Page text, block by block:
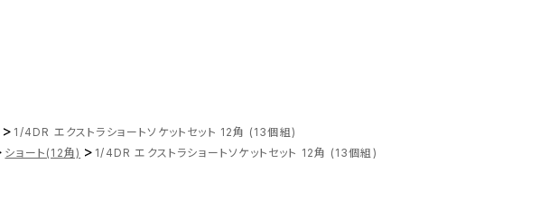
> 1/4DR エクストラショートソケットセット 12角 (13個組)
ショート(12角) > 1/4DR エクストラショートソケットセット 12角 (13個組)